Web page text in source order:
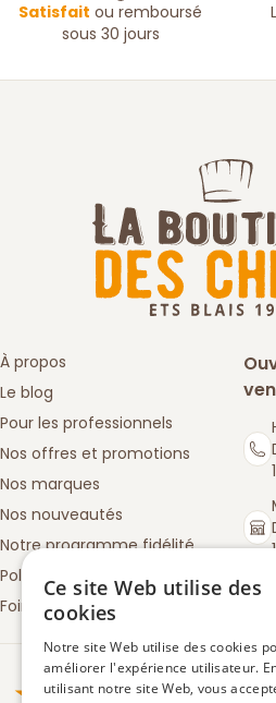
Satisfait ou remboursé
sous 30 jours
À propos
Le blog
Pour les professionnels
Nos offres et promotions
Nos marques
Nos nouveautés
Notre programme fidélité
Politique de retours
Foire aux questions
Truspilot : La Boutique des
Ce site Web utilise des
cookies
Notre site Web utilise des cookies
améliorer l'expérience utilisateur.
utilisant notre site Web, vous